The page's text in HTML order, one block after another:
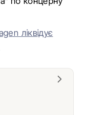
ліквідує